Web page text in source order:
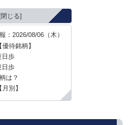
：2026/08/06（木）
待銘柄】
日歩
日歩
は？
別】